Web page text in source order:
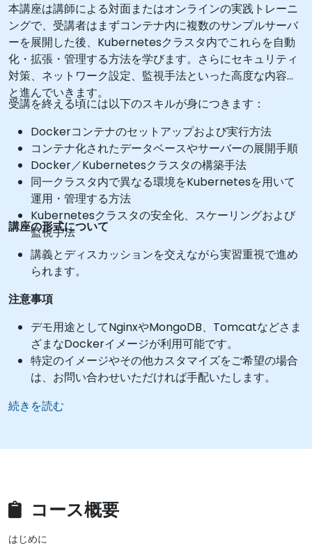
本講座は講師による対面またはオンラインの実践トレーニ
ングで、受講者はまずコンテナ内に複数のサンプルサーバ
ーを展開した後、Kubernetesクラスタ内でこれらを自動
化・拡張・管理する方法を学びます。さらにセキュリティ
対策、ネットワーク設定、監視手法といった高度な内容へ
と進んでいきます。
受講を終える頃には以下のスキルが身につきます：
Dockerコンテナのセットアップおよび実行方法
コンテナ化されたデータベースやサーバーの展開手順
Docker／Kubernetesクラスタの構築手法
同一クラスタ内で異なる環境をKubernetesを用いて
運用・管理する方法
Kubernetesクラスタの安全化、スケーリングおよび
監視手法
講座の形式について
講義とディスカッションを交えながら実習重視で進め
られます。
注意事項
デモ用途としてNginxやMongoDB、Tomcatなどさま
ざまなDockerイメージが利用可能です。
特定のイメージやその他カスタマイズをご希望の場合
は、お問い合わせいただければ手配いたします。
続きを読む
コース概要
はじめに